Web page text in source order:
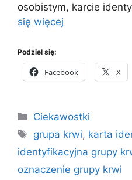
osobistym, karcie
się więcej
Podziel się:
Facebook X
Kategorie
Ciekawostki
Tagi
grupa krwi, karta
identyfikacyjna grupy
oznaczenie grupy krwi